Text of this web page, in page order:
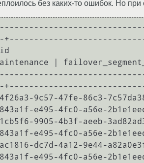
без каких-то ошибок. Но
|
9c57-47fe-86c3-
e495-4fc0-a56e-
9905-4b3f-aeeb-
e495-4fc0-a56e-
dc7d-4a12-9e44-
e495-4fc0-a56e-